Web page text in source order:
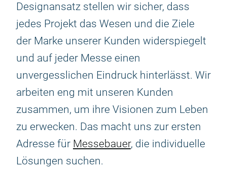
Designansatz stellen wir sicher, dass
jedes Projekt das Wesen und die Ziele
der Marke unserer Kunden widerspiegelt
und auf jeder Messe einen
unvergesslichen Eindruck hinterlässt. Wir
arbeiten eng mit unseren Kunden
zusammen, um ihre Visionen zum Leben
zu erwecken. Das macht uns zur ersten
Adresse für Messebauer, die individuelle
Lösungen suchen.